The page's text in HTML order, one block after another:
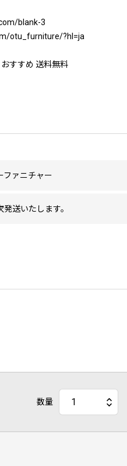
blank-3
otu_furniture/?hl=ja
すすめ 送料無料
ファニチャー
送いたします。
数量